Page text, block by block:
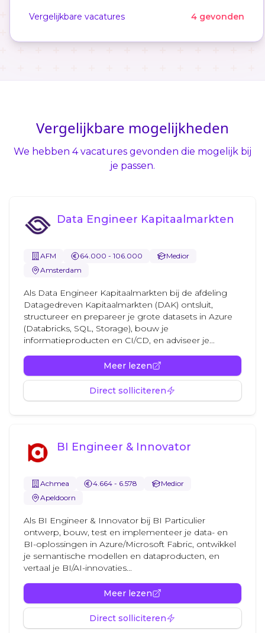
Vergelijkbare vacatures 4 gevonden
Vergelijkbare mogelijkheden
We hebben 4 vacatures gevonden die mogelijk bij
je passen.
Data Engineer Kapitaalmarkten
AFM 64.000 - 106.000
Medior
Amsterdam
Als Data Engineer Kapitaalmarkten bij de afdeling
Datagedreven Kapitaalmarkten (DAK) ontsluit,
structureer en prepareer je grote datasets in Azure
(Databricks, SQL, Storage), bouw je
informatieproducten en CI/CD, en adviseer je...
Meer lezen
Direct solliciteren
BI Engineer & Innovator
Achmea 4.664 - 6.578
Medior
Apeldoorn
Als BI Engineer & Innovator bij BI Particulier
ontwerp, bouw, test en implementeer je data- en
BI-oplossingen in Azure/Microsoft Fabric, ontwikkel
je semantische modellen en dataproducten, en
vertaal je BI/AI-innovaties...
Meer lezen
Direct solliciteren